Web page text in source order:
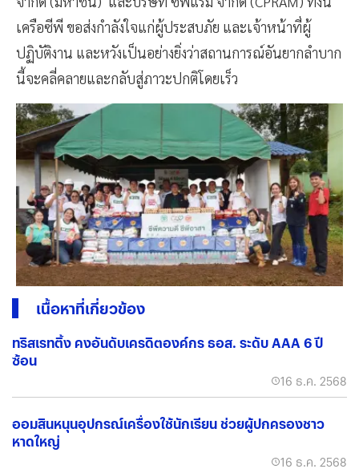
เครือซีพี ขอส่งกำลังใจแก่ผู้ประสบภัย และเจ้าหน้าที่ผู้
ปฏิบัติงาน และหวังเป็นอย่างยิ่งว่าสถานการณ์อันยากลำบาก
นี้จะคลี่คลายและกลับสู่ภาวะปกติโดยเร็ว
เนื้อหาที่เกี่ยวข้อง
ทริสเรทติ้ง คงอันดับเครดิตองค์กร ธอส. ระดับ AAA 6 ปี
ซ้อน
16 ธ.ค. 2568
ออมสินหนุนอุปกรณ์เครื่องใช้นักเรียน ช่วยผู้ปกครองชาว
หาดใหญ่
16 ธ.ค. 2568